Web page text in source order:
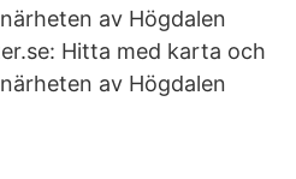
av Högdalen
Hitta med karta och
av Högdalen